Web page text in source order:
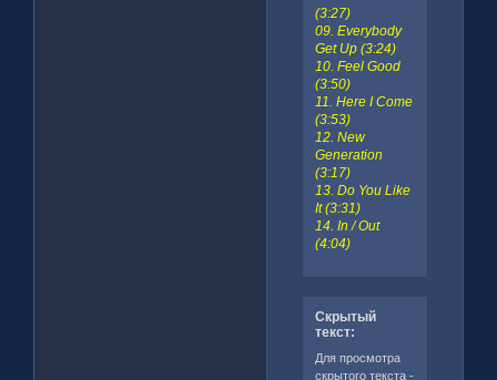
(3:27)
09. Everybody
Get Up (3:24)
10. Feel Good
(3:50)
11. Here I Come
(3:53)
12. New
Generation
(3:17)
13. Do You Like
It (3:31)
14. In / Out
(4:04)
Скрытый
текст:
Для просмотра
скрытого текста -